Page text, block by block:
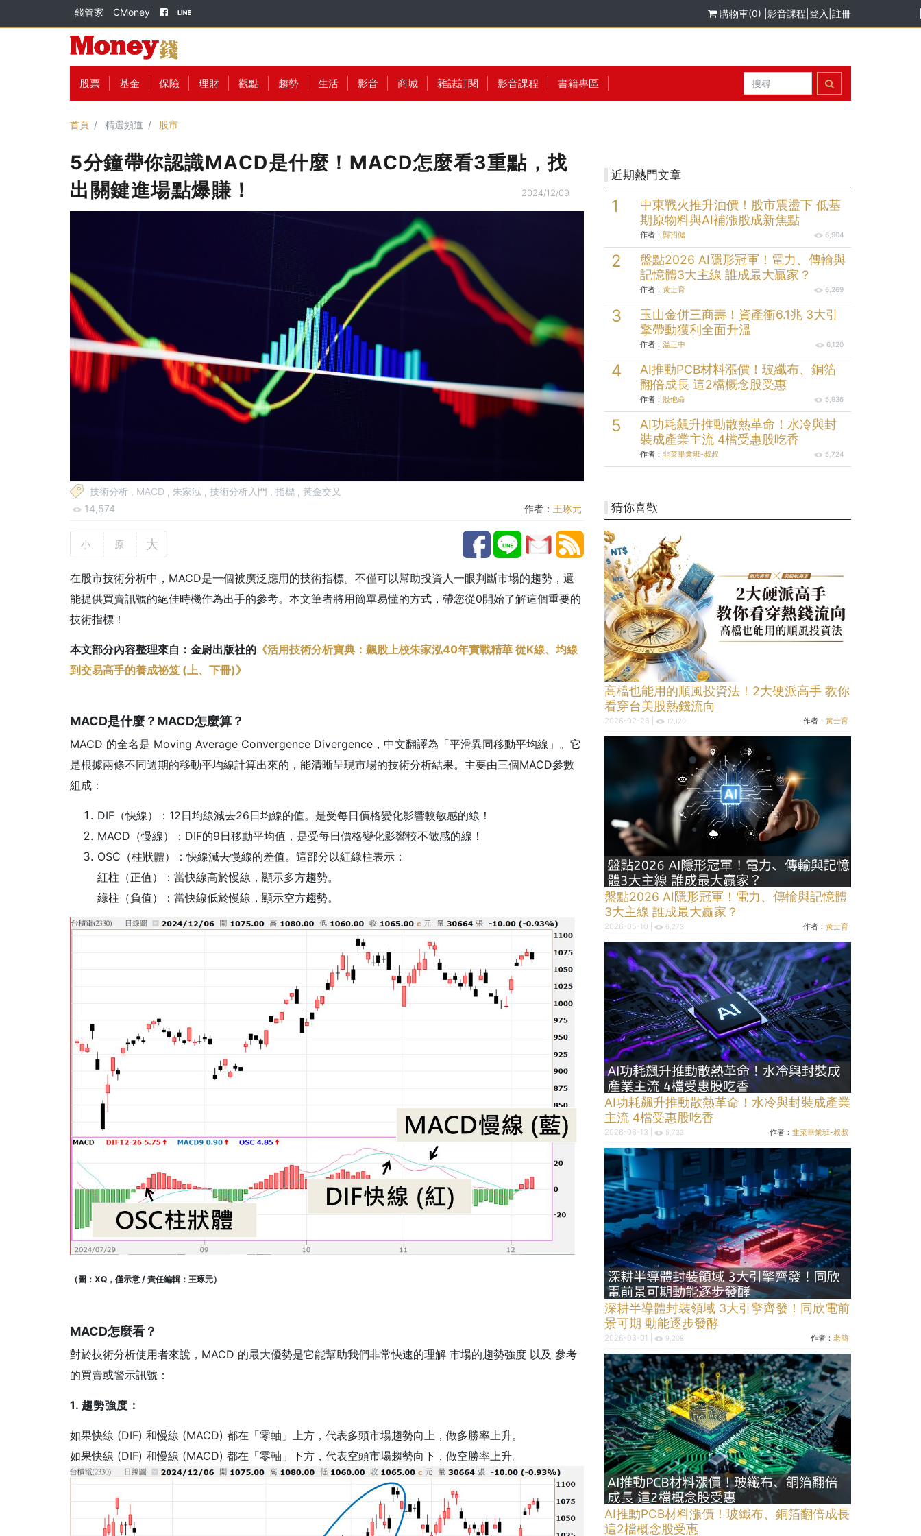
錢管家 CMoney 購物車(0) 影音課程 登入 註冊
股票 基金 保險 理財 觀點 趨勢 生活 影音 商城 雜誌訂閱 影音課程 書籍專區
首頁 精選頻道 股市
5分鐘帶你認識MACD是什麼！MACD怎麼看3重點，找
出關鍵進場點爆賺！
2024/12/09
技術分析 , MACD , 朱家泓 , 技術分析入門 , 指標 , 黃金交叉
14,574
作者： 王琢元
小 原 大
在股市技術分析中，MACD是一個被廣泛應用的技術指標。不僅可以幫助投資人一眼判斷市場的趨勢，還
能提供買賣訊號的絕佳時機作為出手的參考。本文筆者將用簡單易懂的方式，帶您從0開始了解這個重要的
技術指標！
本文部分內容整理來自：金尉出版社的 《活用技術分析寶典：飆股上校朱家泓40年實戰精華 從K線、均線
到交易高手的養成祕笈 (上、下冊)》
MACD是什麼？MACD怎麼算？
MACD 的全名是 Moving Average Convergence Divergence，中文翻譯為「平滑異同移動平均線 」。它
是根據兩條不同週期的移動平均線計算出來的，能清晰呈現市場的技術分析結果。主要由三個MACD參數
組成：
DIF（快線）：12日均線減去26日均線的值。是受每日價格變化影響較敏感的線！
MACD（慢線）：DIF的9日移動平均值，是受每日價格變化影響較不敏感的線！
OSC（柱狀體）：快線減去慢線的差值。這部分以紅綠柱表示：
紅柱（正值）：當快線高於慢線，顯示多方趨勢。
綠柱（負值）：當快線低於慢線，顯示空方趨勢。
（圖：XQ，僅示意 / 責任編輯：王琢元）
MACD怎麼看？
對於技術分析使用者來說，MACD 的最大優勢是它能幫助我們非常快速的理解 市場的趨勢強度 以及 參考
的買賣或警示訊號：
1. 趨勢強度：
如果快線 (DIF) 和慢線 (MACD) 都在「零軸」上方，代表多頭市場趨勢向上，做多勝率上升。
如果快線 (DIF) 和慢線 (MACD) 都在「零軸」下方，代表空頭市場趨勢向下，做空勝率上升。
近期熱門文章
中東戰火推升油價！股市震盪下 低基
期原物料與AI補漲股成新焦點
作者： 龔招健 6,904
盤點2026 AI隱形冠軍！電力、傳輸與
記憶體3大主線 誰成最大贏家？
作者： 黃士育 6,269
玉山金併三商壽！資產衝6.1兆 3大引
擎帶動獲利全面升溫
作者： 溫正中 6,120
AI推動PCB材料漲價！玻纖布、銅箔
翻倍成長 這2檔概念股受惠
作者： 股他命 5,936
AI功耗飆升推動散熱革命！水冷與封
裝成產業主流 4檔受惠股吃香
作者： 韭菜畢業班-叔叔 5,724
猜你喜歡
高檔也能用的順風投資法！2大硬派高手 教你
看穿台美股熱錢流向
2026-02-26 | 12,120 作者：黃士育
盤點2026 AI隱形冠軍！電力、傳輸與記憶體
3大主線 誰成最大贏家？
2026-05-10 | 6,273 作者：黃士育
AI功耗飆升推動散熱革命！水冷與封裝成產業
主流 4檔受惠股吃香
2026-06-13 | 5,733 作者：韭菜畢業班-叔叔
深耕半導體封裝領域 3大引擎齊發！同欣電前
景可期 動能逐步發酵
2026-03-01 | 9,208 作者：老簡
AI推動PCB材料漲價！玻纖布、銅箔翻倍成長
這2檔概念股受惠